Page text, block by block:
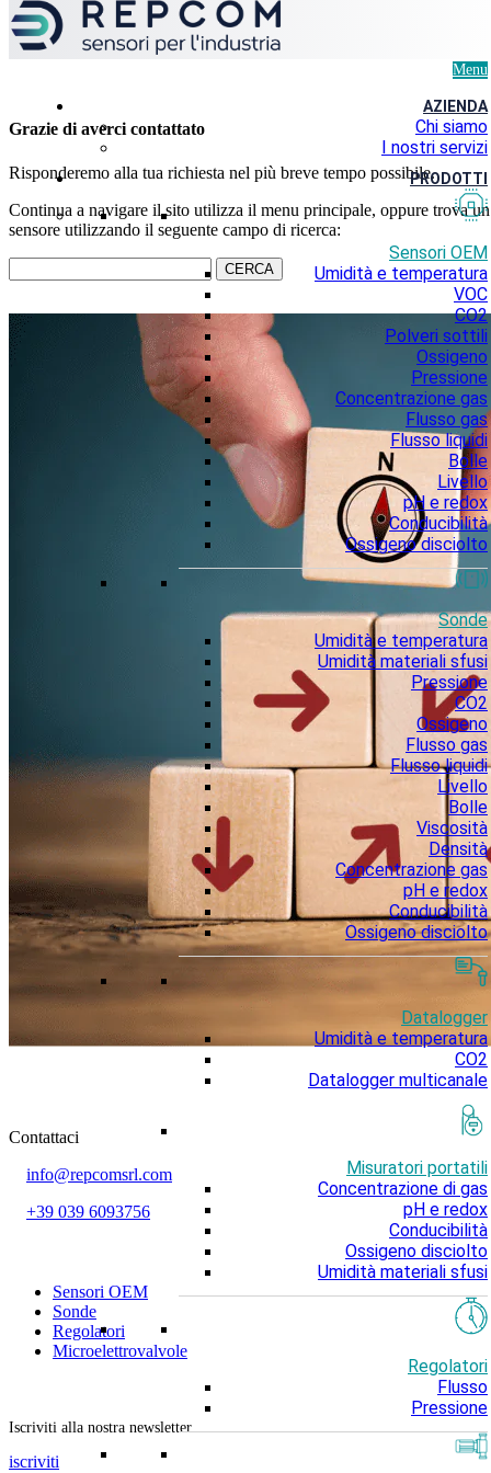
Menu
AZIENDA
Chi siamo
I nostri servizi
PRODOTTI
Sensori OEM
Umidità e temperatura
VOC
CO2
Polveri sottili
Ossigeno
Pressione
Concentrazione gas
Flusso gas
Flusso liquidi
Bolle
Livello
pH e redox
Conducibilità
Ossigeno disciolto
Sonde
Umidità e temperatura
Umidità materiali sfusi
Pressione
CO2
Ossigeno
Flusso gas
Flusso liquidi
Livello
Bolle
Viscosità
Densità
Concentrazione gas
pH e redox
Conducibilità
Ossigeno disciolto
Datalogger
Umidità e temperatura
CO2
Datalogger multicanale
Misuratori portatili
Concentrazione di gas
pH e redox
Conducibilità
Ossigeno disciolto
Umidità materiali sfusi
Regolatori
Flusso
Pressione
Grazie di averci contattato
Risponderemo alla tua richiesta nel più breve tempo possibile.
Continua a navigare il sito utilizza il menu principale, oppure trova un
sensore utilizzando il seguente campo di ricerca:
CERCA
Contattaci
info@repcomsrl.com
+39 039 6093756
Sensori OEM
Sonde
Regolatori
Microelettrovalvole
Iscriviti alla nostra newsletter
iscriviti